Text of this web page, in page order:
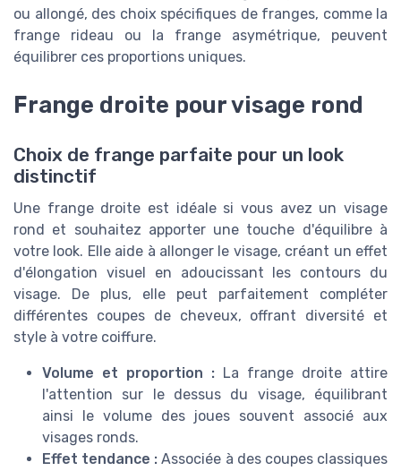
ou allongé, des choix spécifiques de franges, comme la
frange rideau ou la frange asymétrique, peuvent
équilibrer ces proportions uniques.
Frange droite pour visage rond
Choix de frange parfaite pour un look
distinctif
Une frange droite est idéale si vous avez un visage
rond et souhaitez apporter une touche d'équilibre à
votre look. Elle aide à allonger le visage, créant un effet
d'élongation visuel en adoucissant les contours du
visage. De plus, elle peut parfaitement compléter
différentes coupes de cheveux, offrant diversité et
style à votre coiffure.
Volume et proportion : La frange droite attire
l'attention sur le dessus du visage, équilibrant
ainsi le volume des joues souvent associé aux
visages ronds.
Effet tendance : Associée à des coupes classiques